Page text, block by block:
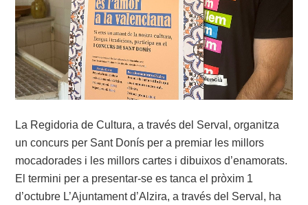
La Regidoria de Cultura, a través del Serval, organitza
un concurs per Sant Donís per a premiar les millors
mocadorades i les millors cartes i dibuixos d’enamorats.
El termini per a presentar-se es tanca el pròxim 1
d’octubre L’Ajuntament d’Alzira, a través del Serval, ha